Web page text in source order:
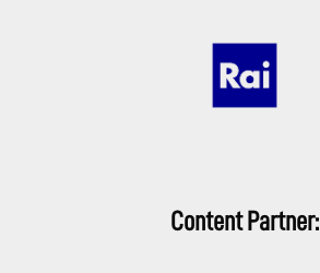
Content Partner: